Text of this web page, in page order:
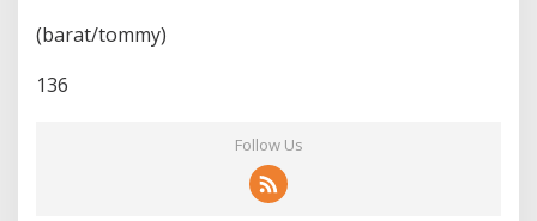
(barat/tommy)
136
Follow Us